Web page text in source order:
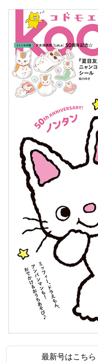
最新号はこちら